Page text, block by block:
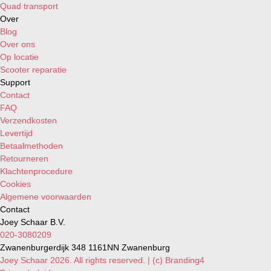
Quad transport
Over
Blog
Over ons
Op locatie
Scooter reparatie
Support
Contact
FAQ
Verzendkosten
Levertijd
Betaalmethoden
Retourneren
Klachtenprocedure
Cookies
Algemene voorwaarden
Contact
Joey Schaar B.V.
020-3080209
Zwanenburgerdijk 348 1161NN Zwanenburg
Joey Schaar 2026. All rights reserved. | (c) Branding4